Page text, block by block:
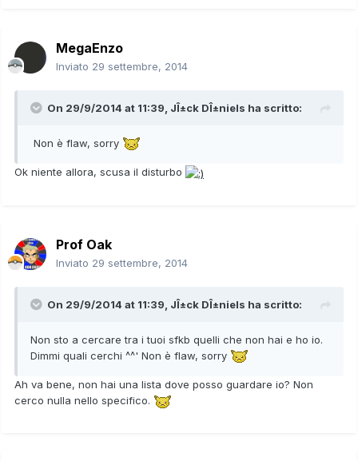
MegaEnzo
Inviato 29 settembre, 2014
On 29/9/2014 at 11:39, JÎ±ck DÎ±niels ha scritto:
Non è flaw, sorry
Ok niente allora, scusa il disturbo
Prof Oak
Inviato 29 settembre, 2014
On 29/9/2014 at 11:39, JÎ±ck DÎ±niels ha scritto:
Non sto a cercare tra i tuoi sfkb quelli che non hai e ho io.
Dimmi quali cerchi ^^' Non è flaw, sorry
Ah va bene, non hai una lista dove posso guardare io? Non
cerco nulla nello specifico.